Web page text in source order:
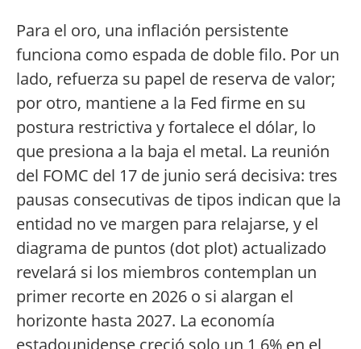
Para el oro, una inflación persistente
funciona como espada de doble filo. Por un
lado, refuerza su papel de reserva de valor;
por otro, mantiene a la Fed firme en su
postura restrictiva y fortalece el dólar, lo
que presiona a la baja el metal. La reunión
del FOMC del 17 de junio será decisiva: tres
pausas consecutivas de tipos indican que la
entidad no ve margen para relajarse, y el
diagrama de puntos (dot plot) actualizado
revelará si los miembros contemplan un
primer recorte en 2026 o si alargan el
horizonte hasta 2027. La economía